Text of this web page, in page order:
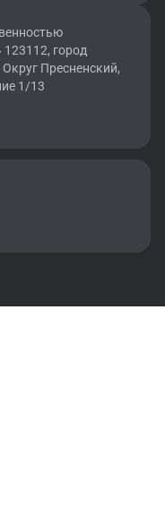
город
Пресненский,
1/13